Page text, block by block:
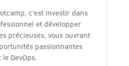
c’est investir dans
et développer
précieuses, vous ouvrant
passionnantes
DevOps.